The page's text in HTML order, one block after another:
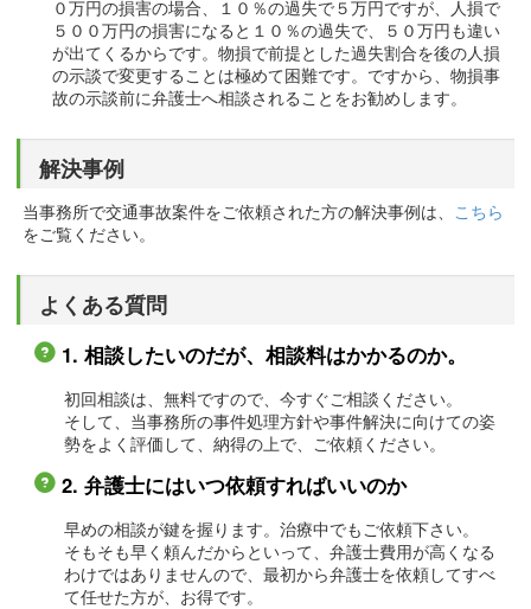
０万円の損害の場合、１０％の過失で５万円ですが、人損で
５００万円の損害になると１０％の過失で、５０万円も違い
が出てくるからです。物損で前提とした過失割合を後の人損
の示談で変更することは極めて困難です。ですから、物損事
故の示談前に弁護士へ相談されることをお勧めします。
解決事例
当事務所で交通事故案件をご依頼された方の解決事例は、 こちら
をご覧ください。
よくある質問
1. 相談したいのだが、相談料はかかるのか。
初回相談は、無料ですので、今すぐご相談ください。
そして、当事務所の事件処理方針や事件解決に向けての姿
勢をよく評価して、納得の上で、ご依頼ください。
2. 弁護士にはいつ依頼すればいいのか
早めの相談が鍵を握ります。治療中でもご依頼下さい。
そもそも早く頼んだからといって、弁護士費用が高くなる
わけではありませんので、最初から弁護士を依頼してすべ
て任せた方が、お得です。